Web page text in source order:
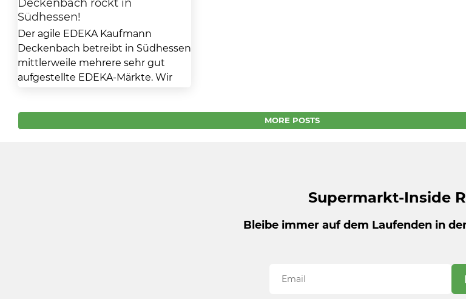
Südhessen!
Der agile EDEKA Kaufmann
Deckenbach betreibt in Südhessen
mittlerweile mehrere sehr gut
aufgestellte EDEKA-Märkte. Wir
MORE POSTS
Supermarkt-Inside
Bleibe immer auf dem Laufenden in